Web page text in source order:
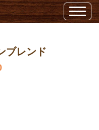
トロ埼玉県越谷市のビストロ
ブレンド